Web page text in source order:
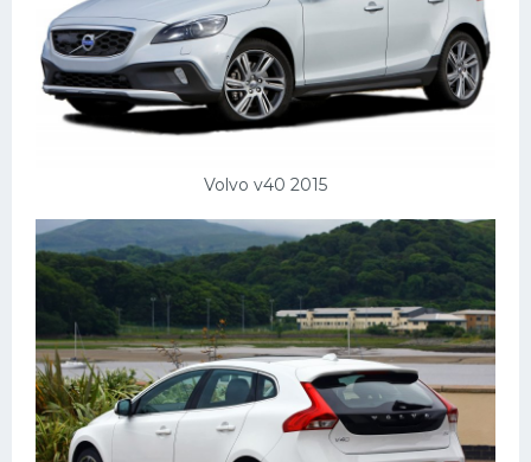
Volvo v40 2015